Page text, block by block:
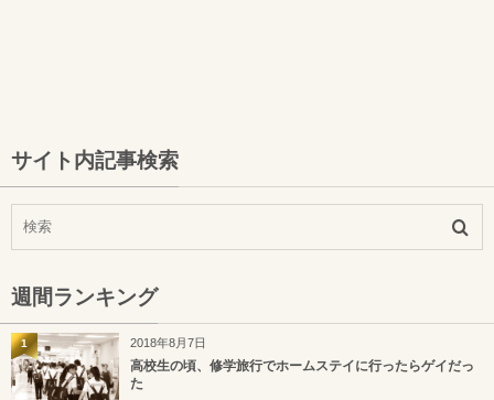
サイト内記事検索
週間ランキング
2018年8月7日
高校生の頃、修学旅行でホームステイに行ったらゲイだっ
た
1